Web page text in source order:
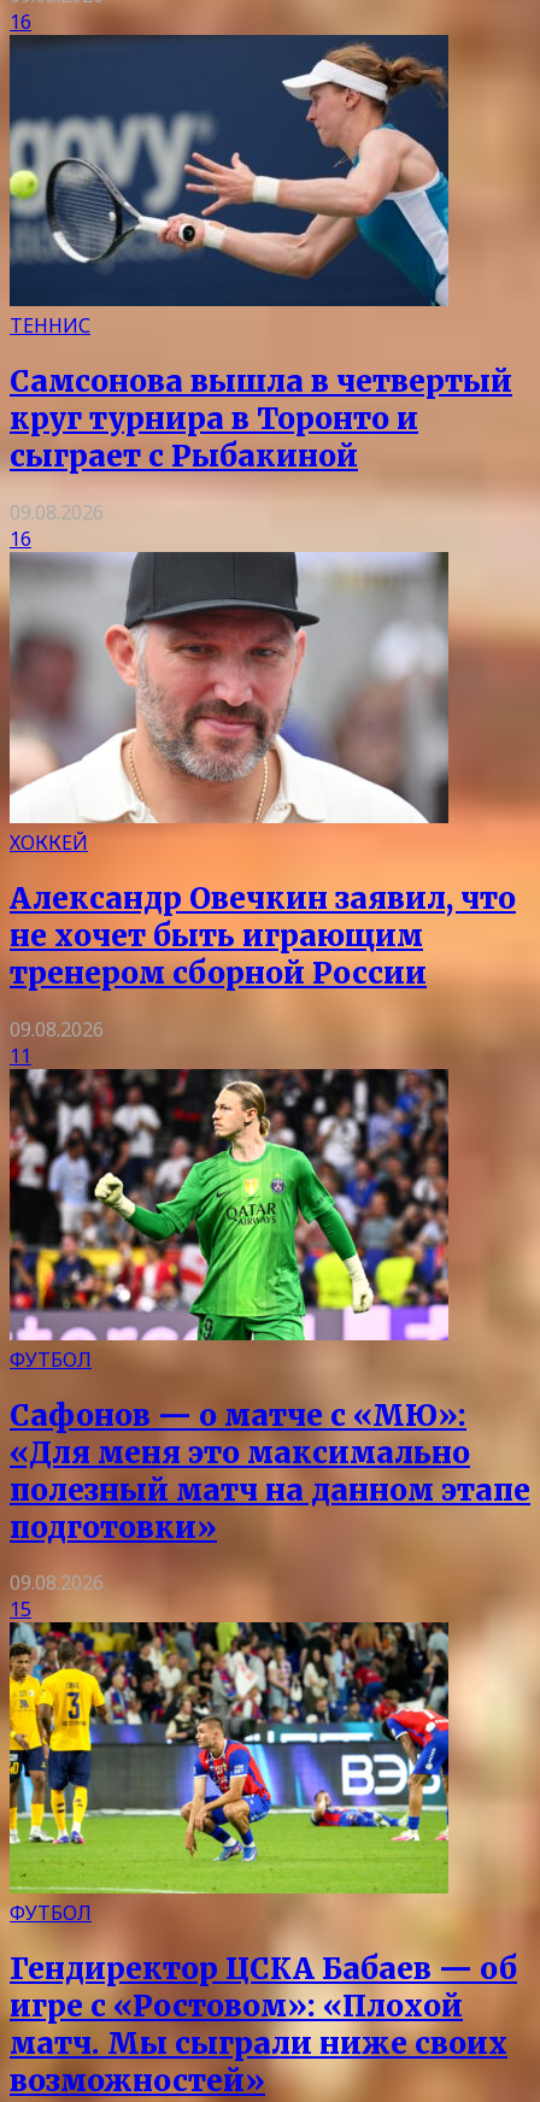
16
ТЕННИС
Самсонова вышла в четвертый
круг турнира в Торонто и
сыграет с Рыбакиной
09.08.2026
16
ХОККЕЙ
Александр Овечкин заявил, что
не хочет быть играющим
тренером сборной России
09.08.2026
11
ФУТБОЛ
Сафонов — о матче с «МЮ»:
«Для меня это максимально
полезный матч на данном этапе
подготовки»
09.08.2026
15
ФУТБОЛ
Гендиректор ЦСКА Бабаев — об
игре с «Ростовом»: «Плохой
матч. Мы сыграли ниже своих
возможностей»